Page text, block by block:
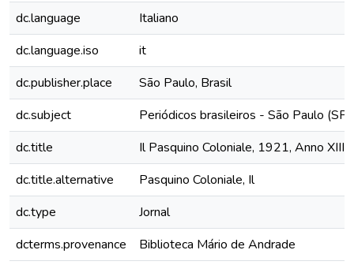
dc.language
Italiano
dc.language.iso
it
dc.publisher.place
São Paulo, Brasil
dc.subject
Periódicos brasileiros - São Paulo (SP)
dc.title
Il Pasquino Coloniale, 1921, Anno XIII,
dc.title.alternative
Pasquino Coloniale, Il
dc.type
Jornal
dcterms.provenance
Biblioteca Mário de Andrade